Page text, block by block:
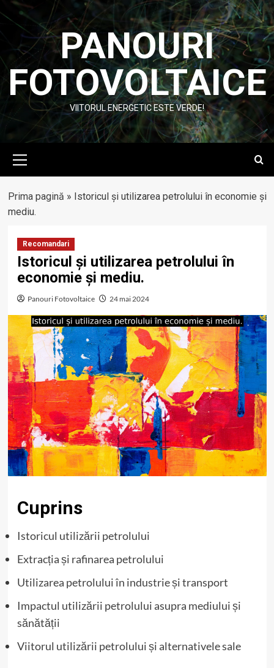
Skip
to
content
PANOURI
FOTOVOLTAICE
VIITORUL ENERGETIC ESTE VERDE!
Menu
Prima pagină » Istoricul și utilizarea petrolului în economie și
mediu.
Recomandari
Istoricul și utilizarea petrolului în
economie și mediu.
Panouri Fotovoltaice 24 mai 2024
Cuprins
Istoricul utilizării petrolului
Extracția și rafinarea petrolului
Utilizarea petrolului în industrie și transport
Impactul utilizării petrolului asupra mediului și
sănătății
Viitorul utilizării petrolului și alternativele sale